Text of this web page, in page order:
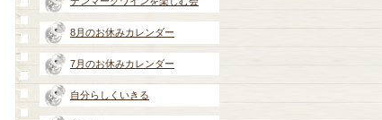
8月のお休みカレンダー
7月のお休みカレンダー
自分らしくいきる